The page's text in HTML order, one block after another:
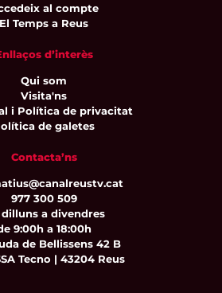
al compte
El Temps a Reus
d’interès
Qui som
Visita'ns
i Política de privacitat
de galetes
Contacta’ns
977 300 509
dilluns a divendres
9:00h a 18:00h
de Bellissens 42 B
Tecno | 43204 Reus